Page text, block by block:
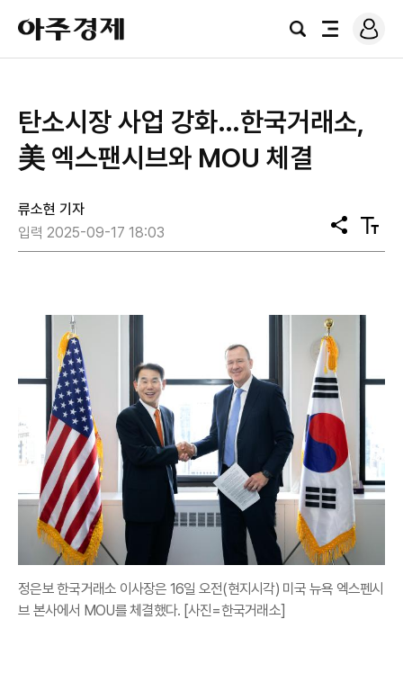
아
주
경
검
전
로
그
탄소시장 사업 강화…한국거래소,
美 엑스팬시브와 MOU 체결
류소현 기자
입력 2025-09-17 18:03
공
유
텍
스
정은보 한국거래소 이사장은 16일 오전(현지시각) 미국 뉴욕 엑스펜시
브 본사에서 MOU를 체결했다. [사진=한국거래소]